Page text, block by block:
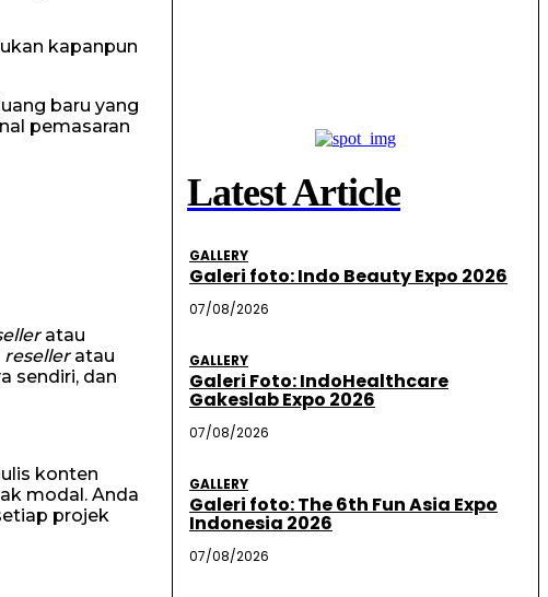
kapanpun
baru yang
pemasaran
atau
reselleratau
sendiri, dan
konten
modal. Anda
projek
Latest Article
GALLERY
Galeri foto: Indo Beauty Expo 2026
07/08/2026
GALLERY
Galeri Foto: IndoHealthcare
Gakeslab Expo 2026
07/08/2026
GALLERY
Galeri foto: The 6th Fun Asia Expo
Indonesia 2026
07/08/2026